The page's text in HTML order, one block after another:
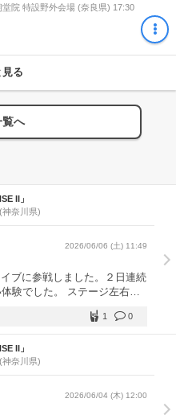
院 特設野外会場 (奈良県) 17:30
見る
覧へ
II」
神奈川県)
2026/06/06 (土) 11:49
ブに参戦しました。２日連続
験でした。 ステージ左右と
は評判の良いKアリーナです
ルの音がこもっている感じが
るしぐさを何度かしてお
ラブルなのではないでしょう
方が声量・音の伸びが素晴ら
が強めで、（さらに上階層だ
聞こえませんでした（２日目
0
1
II」
神奈川県)
2026/06/04 (木) 12:00